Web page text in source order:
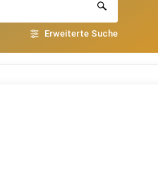
Erweiterte Suche